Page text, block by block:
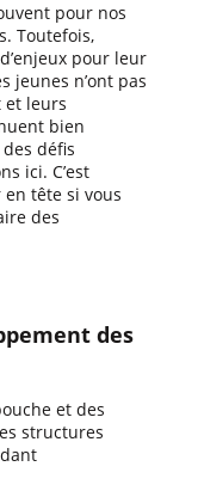
pour nos
Toutefois,
pour leur
jeunes n’ont pas
et leurs
bien
défis
ici. C’est
tête si vous
des
des
et des
structures